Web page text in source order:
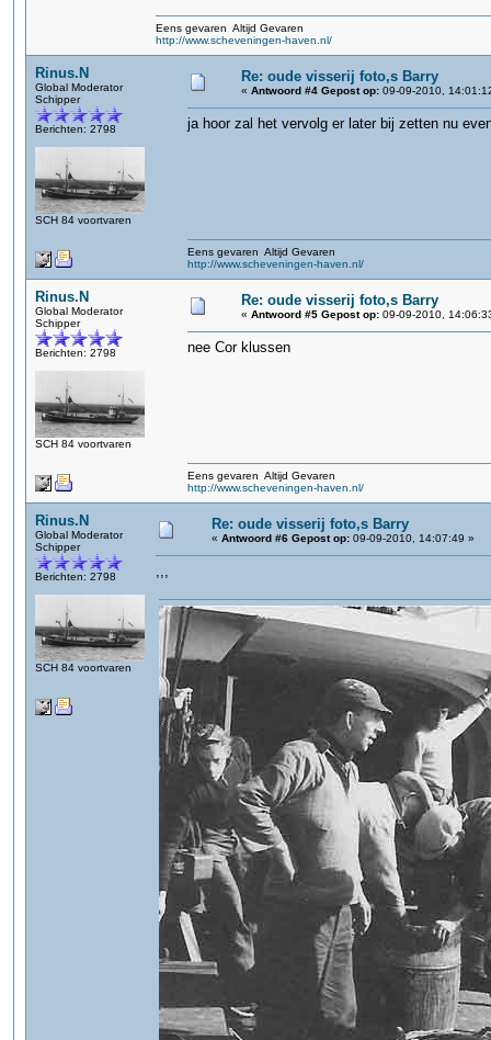
Eens gevaren Altijd Gevaren
http://www.scheveningen-haven.nl/
Rinus.N
Global Moderator
Schipper
Berichten: 2798
SCH 84 voortvaren
Re: oude visserij foto,s Barry
« Antwoord #4 Gepost op: 09-09-2010,
ja hoor zal het vervolg er later bij zetten nu
Eens gevaren Altijd Gevaren
http://www.scheveningen-haven.nl/
Rinus.N
Global Moderator
Schipper
Berichten: 2798
SCH 84 voortvaren
Re: oude visserij foto,s Barry
« Antwoord #5 Gepost op: 09-09-2010,
nee Cor klussen
Eens gevaren Altijd Gevaren
http://www.scheveningen-haven.nl/
Rinus.N
Global Moderator
Schipper
Berichten: 2798
SCH 84 voortvaren
Re: oude visserij foto,s Barry
« Antwoord #6 Gepost op: 09-09-2010, 14:07:49 »
,,,